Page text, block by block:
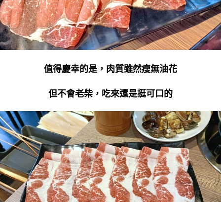
值得慶幸的是，肉質雖然瘦無油花
但不會老柴，吃來還是挺可口的